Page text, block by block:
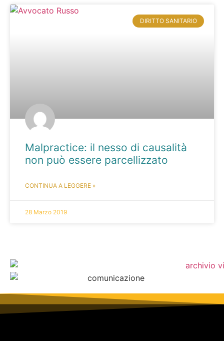
DIRITTO SANITARIO
Malpractice: il nesso di causalità
non può essere parcellizzato
CONTINUA A LEGGERE »
28 Marzo 2019